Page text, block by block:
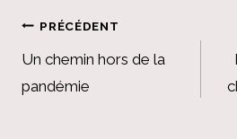
Navigation
de
l’article
PRÉCÉDENT
Un chemin hors de la
pandémie